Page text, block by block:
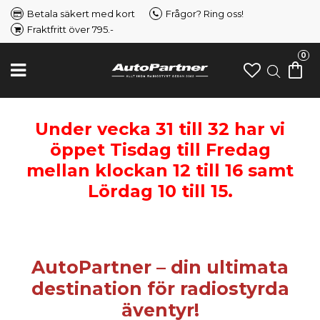
Betala säkert med kort
Frågor? Ring oss!
Fraktfritt över 795.-
0
Under vecka 31 till 32 har vi
öppet Tisdag till Fredag
mellan klockan 12 till 16 samt
Lördag 10 till 15.
AutoPartner – din ultimata
destination för radiostyrda
äventyr!